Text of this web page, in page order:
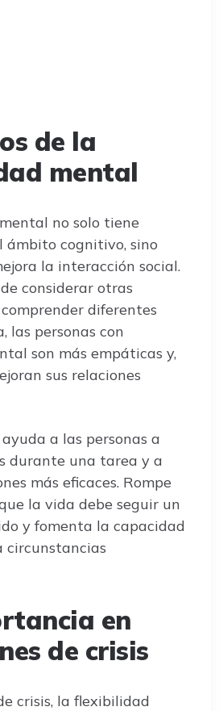
de la
mental
no solo tiene
ámbito cognitivo, sino
la interacción social.
considerar otras
diferentes
las personas con
son más empáticas y,
sus relaciones
a las personas a
durante una tarea y a
más eficaces. Rompe
la vida debe seguir un
y fomenta la capacidad
circunstancias
en
de crisis
crisis, la flexibilidad